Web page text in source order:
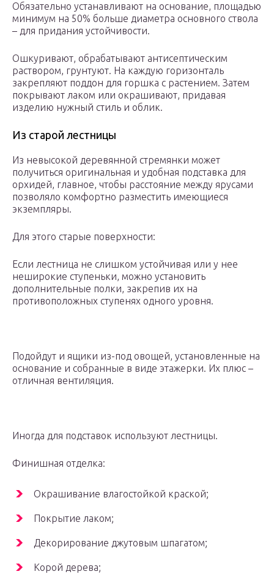
Обязательно устанавливают на основание, площадью
минимум на 50% больше диаметра основного ствола
– для придания устойчивости.
Ошкуривают, обрабатывают антисептическим
раствором, грунтуют. На каждую горизонталь
закрепляют поддон для горшка с растением. Затем
покрывают лаком или окрашивают, придавая
изделию нужный стиль и облик.
Из старой лестницы
Из невысокой деревянной стремянки может
получиться оригинальная и удобная подставка для
орхидей, главное, чтобы расстояние между ярусами
позволяло комфортно разместить имеющиеся
экземпляры.
Для этого старые поверхности:
Если лестница не слишком устойчивая или у нее
неширокие ступеньки, можно установить
дополнительные полки, закрепив их на
противоположных ступенях одного уровня.
Подойдут и ящики из-под овощей, установленные на
основание и собранные в виде этажерки. Их плюс –
отличная вентиляция.
Иногда для подставок используют лестницы.
Финишная отделка:
Окрашивание влагостойкой краской;
Покрытие лаком;
Декорирование джутовым шпагатом;
Корой дерева;